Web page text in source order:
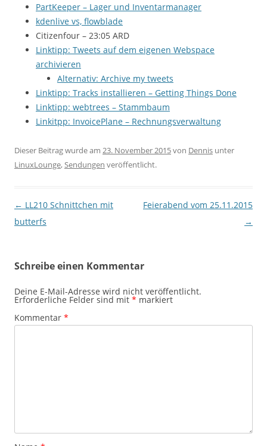
PartKeeper – Lager und Inventarmanager
kdenlive vs, flowblade
Citizenfour – 23:05 ARD
Linktipp: Tweets auf dem eigenen Webspace
archivieren
Alternativ: Archive my tweets
Linktipp: Tracks installieren – Getting Things Done
Linktipp: webtrees – Stammbaum
Linkitpp: InvoicePlane – Rechnungsverwaltung
Dieser Beitrag wurde am 23. November 2015von Dennis unter
LinuxLounge,Sendungen veröffentlicht.
Beitragsnavigation
← LL210 Schnittchen mit
butterfs
Feierabend vom 25.11.2015
→
Schreibe einen Kommentar
Deine E-Mail-Adresse wird nicht veröffentlicht.
Erforderliche Felder sind mit * markiert
Kommentar *